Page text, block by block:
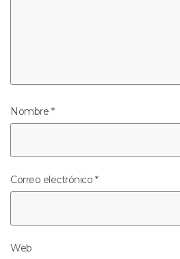
Nombre *
Correo electrónico *
Web